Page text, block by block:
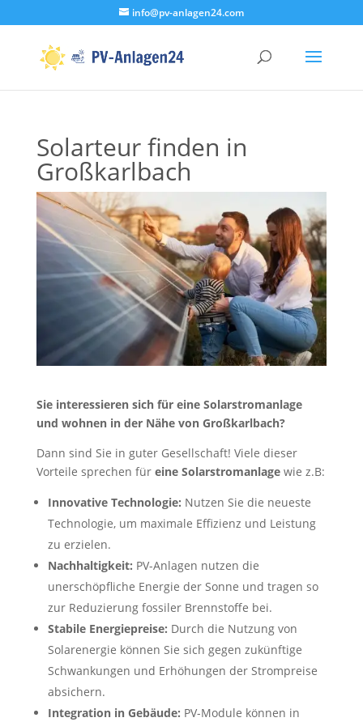
info@pv-anlagen24.com
Solarteur finden in
Großkarlbach
Sie interessieren sich für eine Solarstromanlage
und wohnen in der Nähe von Großkarlbach?
Dann sind Sie in guter Gesellschaft! Viele dieser
Vorteile sprechen für eine Solarstromanlage wie z.B:
Innovative Technologie: Nutzen Sie die neueste
Technologie, um maximale Effizienz und Leistung
zu erzielen.
Nachhaltigkeit: PV-Anlagen nutzen die
unerschöpfliche Energie der Sonne und tragen so
zur Reduzierung fossiler Brennstoffe bei.
Stabile Energiepreise: Durch die Nutzung von
Solarenergie können Sie sich gegen zukünftige
Schwankungen und Erhöhungen der Strompreise
absichern.
Integration in Gebäude: PV-Module können in